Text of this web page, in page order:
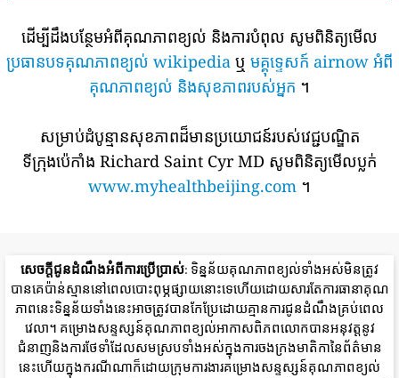
ដើម្បីដឹងបន្ថែមអំពីគុណភាពខ្យល់ និងការបំពុល សូមពិនិត្យមើល
ប្រធានបទគុណភាពខ្យល់ wikipedia ឬ មគ្គុទ្ទេសក៍ airnow អំពី
គុណភាពខ្យល់ និងសុខភាពរបស់អ្នក ។
សម្រាប់ដំបូន្មានសុខភាពដ៏មានប្រយោជន៍របស់វេជ្ជបណ្ឌិត
ទីក្រុងប៉េកាំង Richard Saint Cyr MD សូមពិនិត្យមើលប្លក់
www.myhealthbeijing.com ។
សេចក្តីជូនដំណឹងអំពីការប្រើប្រាស់: ទិន្នន័យគុណភាពខ្យល់ទាំងអស់មិនត្រូវ
បានគេប៉ាន់ស្មាននៅពេលបោះពុម្ភផ្សាយនោះទេហើយដោយសារតែការធានាគុណ
ភាពនេះទិន្នន័យទាំងនេះអាចត្រូវបានកែប្រែដោយគ្មានការជូនដំណឹងគ្រប់ពេល
វេលា។ គម្រោងសន្ទស្សន៍គុណភាពខ្យល់អាកាសពិភពលោកបានអនុវត្តនូវ
ជំនាញនិងការថែទាំដែលសមស្របទាំងអស់ក្នុងការចងក្រងមាតិកានៃព័ត៌មាន
នេះហើយក្នុងករណីណាក៏ដោយក្រុមការងារគម្រោងសន្ទស្សន៍គុណភាពខ្យល់